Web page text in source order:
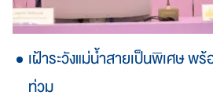
เฝ้าระวังแม่น้ำสายเป็นพิเศษ พ
ท่วม